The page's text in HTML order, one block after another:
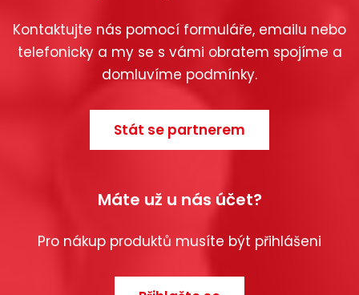
Kontaktujte nás pomocí formuláře, emailu nebo
telefonicky a my se s vámi obratem spojíme a
domluvíme podmínky.
Stát se partnerem
Máte už u nás účet?
Pro nákup produktů musíte být přihlášeni